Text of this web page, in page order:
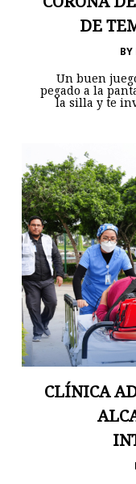
DE
BY
Un buen
pegado a la
la silla y te
CLÍNICA